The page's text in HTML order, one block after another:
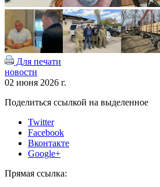
Для печати
новости
02 июня 2026 г.
Поделиться ссылкой на выделенное
Twitter
Facebook
Вконтакте
Google+
Прямая ссылка: